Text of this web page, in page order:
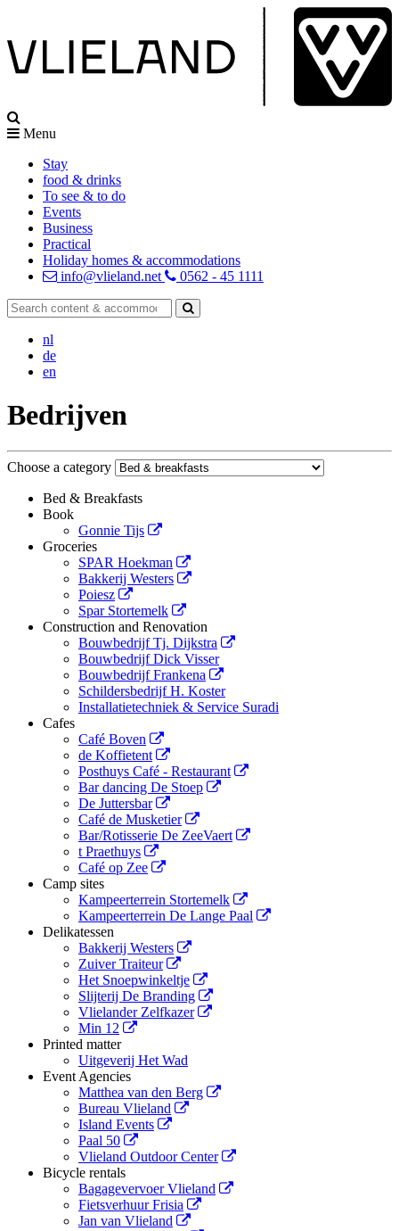
Menu
Stay
food & drinks
To see & to do
Events
Business
Practical
Holiday homes & accommodations
info@vlieland.net
0562 - 45 1111
nl
de
en
Bedrijven
Choose a category
Bed & Breakfasts
Book
Gonnie Tijs
Groceries
SPAR Hoekman
Bakkerij Westers
Poiesz
Spar Stortemelk
Construction and Renovation
Bouwbedrijf Tj. Dijkstra
Bouwbedrijf Dick Visser
Bouwbedrijf Frankena
Schildersbedrijf H. Koster
Installatietechniek & Service Suradi
Cafes
Café Boven
de Koffietent
Posthuys Café - Restaurant
Bar dancing De Stoep
De Juttersbar
Café de Musketier
Bar/Rotisserie De ZeeVaert
t Praethuys
Café op Zee
Camp sites
Kampeerterrein Stortemelk
Kampeerterrein De Lange Paal
Delikatessen
Bakkerij Westers
Zuiver Traiteur
Het Snoepwinkeltje
Slijterij De Branding
Vlielander Zelfkazer
Min 12
Printed matter
Uitgeverij Het Wad
Event Agencies
Matthea van den Berg
Bureau Vlieland
Island Events
Paal 50
Vlieland Outdoor Center
Bicycle rentals
Bagagevervoer Vlieland
Fietsverhuur Frisia
Jan van Vlieland